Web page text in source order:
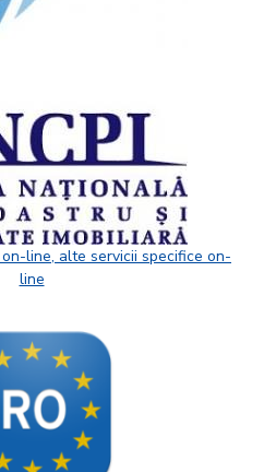
line, alte servicii specifice on-
line